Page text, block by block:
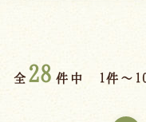
全 28 件中 1件～
ご宿泊プラ